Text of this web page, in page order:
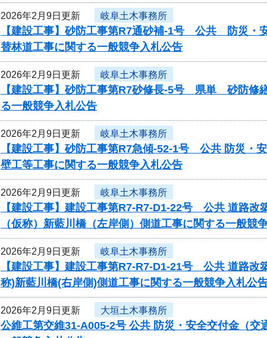
2026年2月9日更新 岐阜土木事務所
【建設工事】砂防工事第R7通砂補-1号 公共 防災・
替林道工事に関する一般競争入札公告
2026年2月9日更新 岐阜土木事務所
【建設工事】砂防工事第R7砂修長-5号 県単 砂防修
る一般競争入札公告
2026年2月9日更新 岐阜土木事務所
【建設工事】砂防工事第R7急傾-52-1号 公共 防災
壁工等工事に関する一般競争入札公告
2026年2月9日更新 岐阜土木事務所
【建設工事】建設工事第R7-R7-D1-22号 公共 道路改
（仮称）新藍川橋（左岸側）側道工事に関する一般競
2026年2月9日更新 岐阜土木事務所
【建設工事】建設工事第R7-R7-D1-21号 公共 道路改
称)新藍川橋(右岸側)側道工事に関する一般競争入札公
2026年2月9日更新 大垣土木事務所
公維工第交維31-A005-2号 公共 防災・安全交付金（